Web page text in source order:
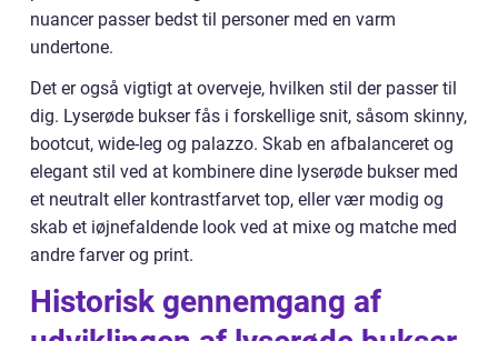
nuancer passer bedst til personer med en varm
undertone.
Det er også vigtigt at overveje, hvilken stil der passer til
dig. Lyserøde bukser fås i forskellige snit, såsom skinny,
bootcut, wide-leg og palazzo. Skab en afbalanceret og
elegant stil ved at kombinere dine lyserøde bukser med
et neutralt eller kontrastfarvet top, eller vær modig og
skab et iøjnefaldende look ved at mixe og matche med
andre farver og print.
Historisk gennemgang af